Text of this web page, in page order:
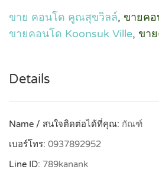
ขาย คอนโด คูณสุขวิลล์, ขายค
ขายคอนโด Koonsuk Ville, ขา
Details
Name / สนใจติดต่อได้ที่คุณ: กัณฑ์
เบอร์โทร: 0937892952
Line ID: 789kanank